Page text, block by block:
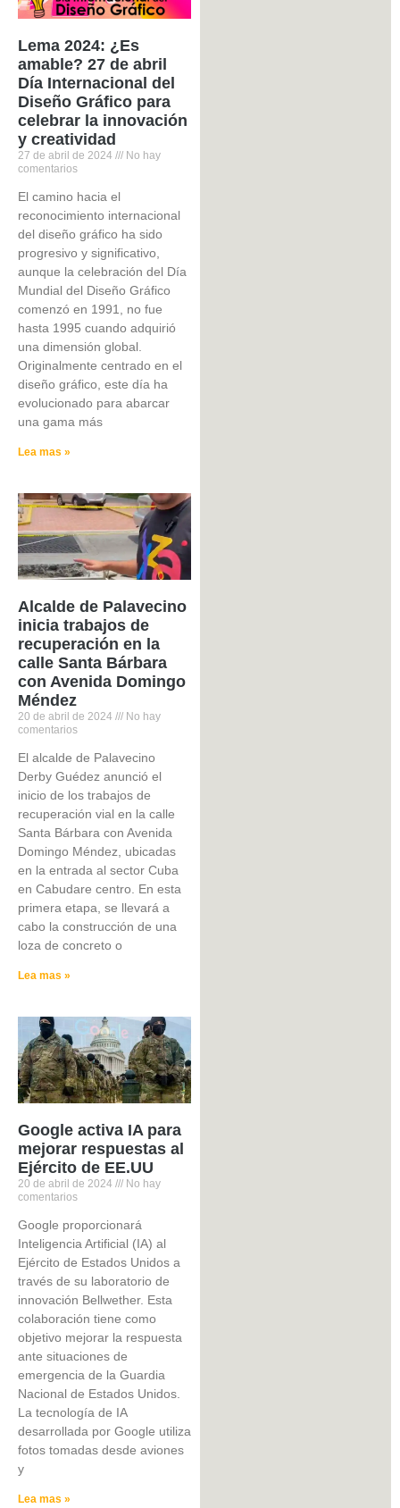
Lema 2024: ¿Es
amable? 27 de abril
Día Internacional del
Diseño Gráfico para
celebrar la innovación
y creatividad
27 de abril de 2024
No hay
comentarios
El camino hacia el
reconocimiento internacional
del diseño gráfico ha sido
progresivo y significativo,
aunque la celebración del Día
Mundial del Diseño Gráfico
comenzó en 1991, no fue
hasta 1995 cuando adquirió
una dimensión global.
Originalmente centrado en el
diseño gráfico, este día ha
evolucionado para abarcar
una gama más
Lea mas »
Alcalde de Palavecino
inicia trabajos de
recuperación en la
calle Santa Bárbara
con Avenida Domingo
Méndez
20 de abril de 2024
No hay
comentarios
El alcalde de Palavecino
Derby Guédez anunció el
inicio de los trabajos de
recuperación vial en la calle
Santa Bárbara con Avenida
Domingo Méndez, ubicadas
en la entrada al sector Cuba
en Cabudare centro. En esta
primera etapa, se llevará a
cabo la construcción de una
loza de concreto o
Lea mas »
Google activa IA para
mejorar respuestas al
Ejército de EE.UU
20 de abril de 2024
No hay
comentarios
Google proporcionará
Inteligencia Artificial (IA) al
Ejército de Estados Unidos a
través de su laboratorio de
innovación Bellwether. Esta
colaboración tiene como
objetivo mejorar la respuesta
ante situaciones de
emergencia de la Guardia
Nacional de Estados Unidos.
La tecnología de IA
desarrollada por Google utiliza
fotos tomadas desde aviones
y
Lea mas »